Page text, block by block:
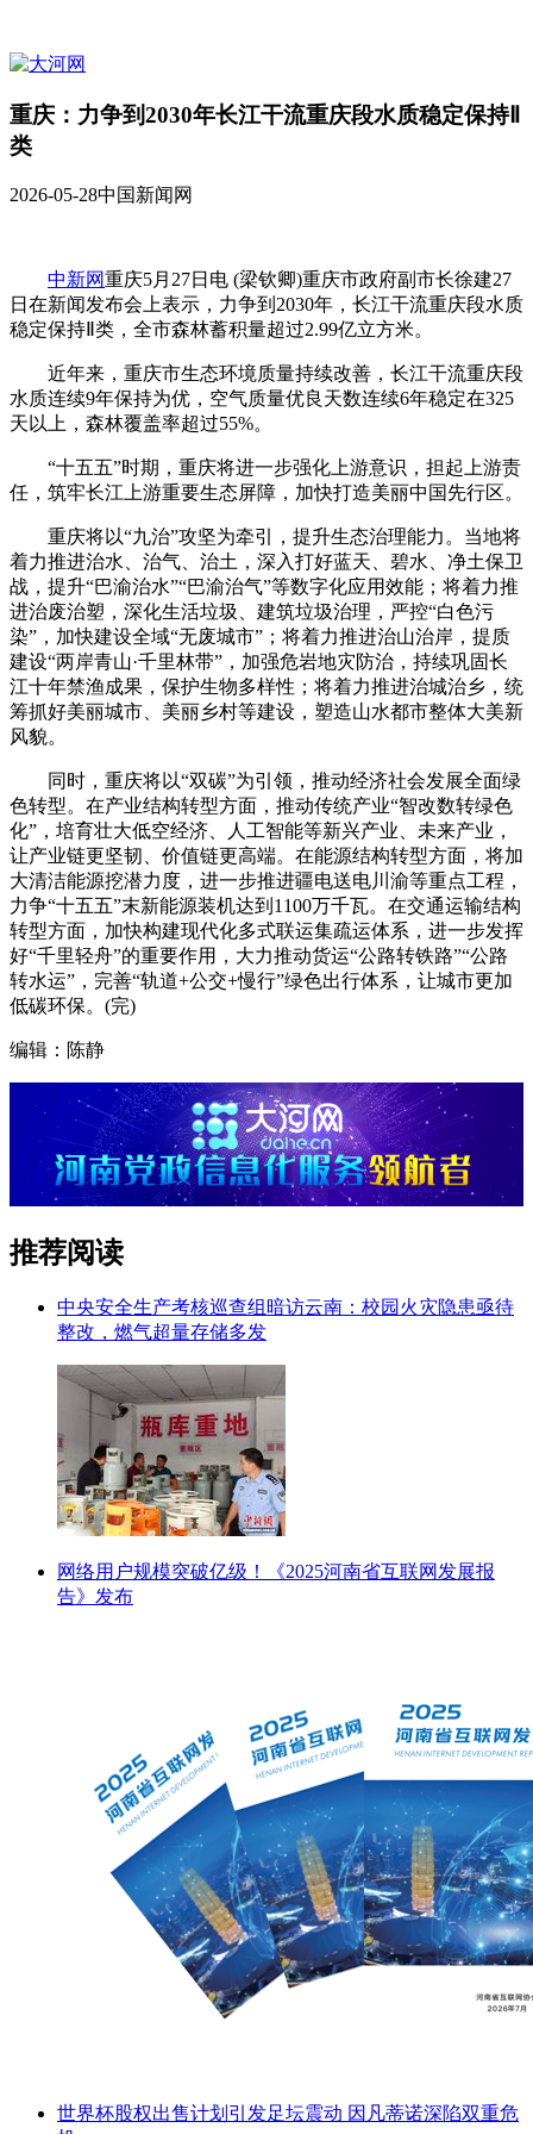
重庆：力争到2030年长江干流重庆段水质稳定保持Ⅱ
类
2026-05-28中国新闻网
中新网重庆5月27日电 (梁钦卿)重庆市政府副市长徐建27
日在新闻发布会上表示，力争到2030年，长江干流重庆段水质
稳定保持Ⅱ类，全市森林蓄积量超过2.99亿立方米。
近年来，重庆市生态环境质量持续改善，长江干流重庆段
水质连续9年保持为优，空气质量优良天数连续6年稳定在325
天以上，森林覆盖率超过55%。
“十五五”时期，重庆将进一步强化上游意识，担起上游责
任，筑牢长江上游重要生态屏障，加快打造美丽中国先行区。
重庆将以“九治”攻坚为牵引，提升生态治理能力。当地将
着力推进治水、治气、治土，深入打好蓝天、碧水、净土保卫
战，提升“巴渝治水”“巴渝治气”等数字化应用效能；将着力推
进治废治塑，深化生活垃圾、建筑垃圾治理，严控“白色污
染”，加快建设全域“无废城市”；将着力推进治山治岸，提质
建设“两岸青山·千里林带”，加强危岩地灾防治，持续巩固长
江十年禁渔成果，保护生物多样性；将着力推进治城治乡，统
筹抓好美丽城市、美丽乡村等建设，塑造山水都市整体大美新
风貌。
同时，重庆将以“双碳”为引领，推动经济社会发展全面绿
色转型。在产业结构转型方面，推动传统产业“智改数转绿色
化”，培育壮大低空经济、人工智能等新兴产业、未来产业，
让产业链更坚韧、价值链更高端。在能源结构转型方面，将加
大清洁能源挖潜力度，进一步推进疆电送电川渝等重点工程，
力争“十五五”末新能源装机达到1100万千瓦。在交通运输结构
转型方面，加快构建现代化多式联运集疏运体系，进一步发挥
好“千里轻舟”的重要作用，大力推动货运“公路转铁路”“公路
转水运”，完善“轨道+公交+慢行”绿色出行体系，让城市更加
低碳环保。(完)
编辑：陈静
推荐阅读
中央安全生产考核巡查组暗访云南：校园火灾隐患亟待
整改，燃气超量存储多发
网络用户规模突破亿级！《2025河南省互联网发展报
告》发布
世界杯股权出售计划引发足坛震动 因凡蒂诺深陷双重危